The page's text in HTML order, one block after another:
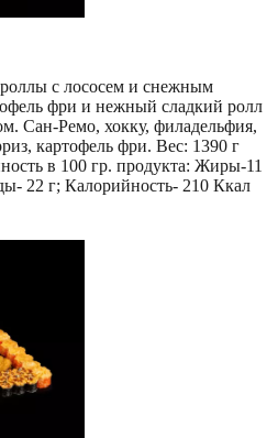
с лососем и снежным
фри и нежный сладкий ролл
Сан-Ремо, хокку, филадельфия,
картофель фри. Вес: 1390 г
в 100 гр. продукта: Жиры-11
22 г; Калорийность- 210 Ккал